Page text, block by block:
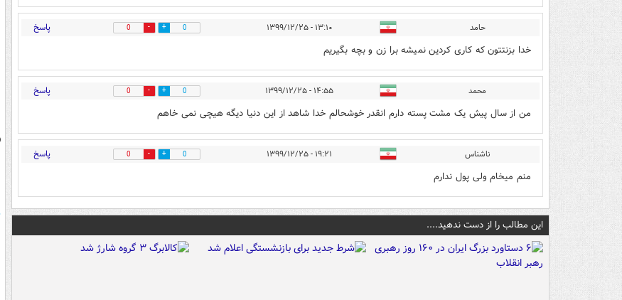
حامد ۱۳:۱۰ - ۱۳۹۹/۱۲/۲۵ 0
0 پاسخ
خدا بزنتتون که کاری کردین نمیشه برا زن و بچه بگیریم
محمد ۱۴:۵۵ - ۱۳۹۹/۱۲/۲۵ 0
0 پاسخ
من از سال پیش یک مشت پسته دارم انقدر خوشحالم خدا شاهد از این دنیا دیگه هیچی نمی خاهم
ناشناس ۱۹:۲۱ - ۱۳۹۹/۱۲/۲۵ 0
0 پاسخ
منم میخام ولی پول ندارم
این مطالب را از دست ندهید....